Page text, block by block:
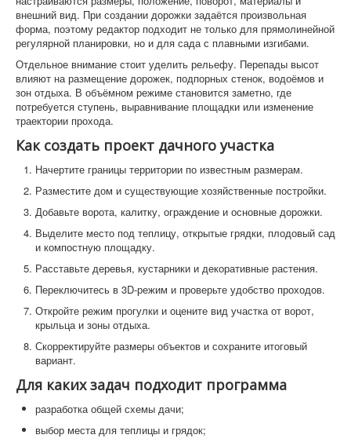
внешний вид. При создании дорожки задаётся произвольная
форма, поэтому редактор подходит не только для прямолинейной
регулярной планировки, но и для сада с плавными изгибами.
Отдельное внимание стоит уделить рельефу. Перепады высот
влияют на размещение дорожек, подпорных стенок, водоёмов и
зон отдыха. В объёмном режиме становится заметно, где
потребуется ступень, выравнивание площадки или изменение
траектории прохода.
Как создать проект дачного участка
Начертите границы территории по известным размерам.
Разместите дом и существующие хозяйственные постройки.
Добавьте ворота, калитку, ограждение и основные дорожки.
Выделите место под теплицу, открытые грядки, плодовый сад
и компостную площадку.
Расставьте деревья, кустарники и декоративные растения.
Переключитесь в 3D-режим и проверьте удобство проходов.
Откройте режим прогулки и оцените вид участка от ворот,
крыльца и зоны отдыха.
Скорректируйте размеры объектов и сохраните итоговый
вариант.
Для каких задач подходит программа
разработка общей схемы дачи;
выбор места для теплицы и грядок;